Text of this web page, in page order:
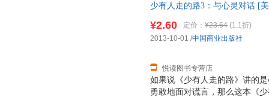
人会颠倒是非，混淆黑白，变
evil 。 勇敢地面对谎言，就是
题，承受应该承受的痛苦，承
少有人走的路3：与心灵对话 [
如果说《少有人走的路》讲的
勇敢地面对谎言，那么这本《
¥2.60 定价： ¥23.64 (1.1折)
悦读图书专营店
2013-10-01 /中国商业出版社